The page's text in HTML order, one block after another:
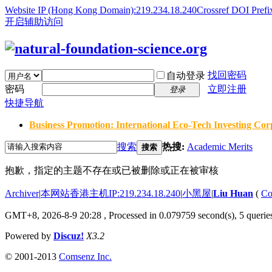
Website IP (Hong Kong Domain):219.234.18.240Crossref DOI
开启辅助访问
自动登录 找回密码
密码
登录
立即注册
快捷导航
Business Promotion: International Eco-Tech Investing
搜索 搜索 热搜: Academic Merits
抱歉，指定的主题不存在或已被删除或正在被审核
Archiver|本网站香港主机IP:219.234.18.240|小黑屋|Liu Huan (
GMT+8, 2026-8-9 20:28 , Processed in 0.079759 second(s), 5
Powered by Discuz! X3.2
© 2001-2013 Comsenz Inc.